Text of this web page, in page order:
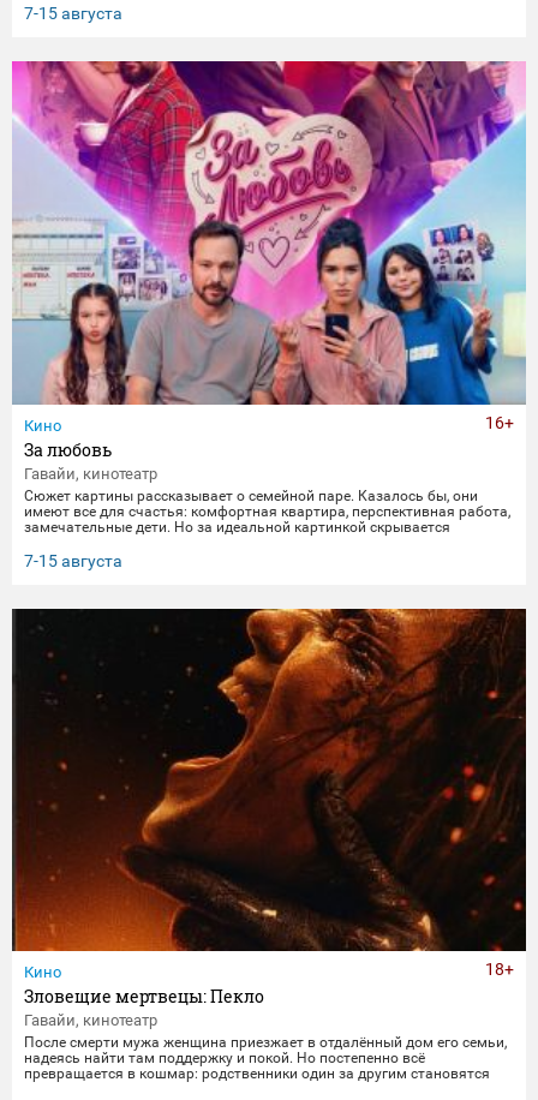
7-15 августа
Кино
За любовь
Гавайи, кинотеатр
Сюжет картины рассказывает о семейной паре. Казалось бы, они
имеют все для счастья: комфортная квартира, перспективная работа,
замечательные дети. Но за идеальной картинкой скрывается
жизнью, убегая от рутины и последствий быта. Однажды пара
получает бутылку с волшебным напитком. Теперь их жизнь — это
7-15 августа
16+
Кино
Зловещие мертвецы: Пекло
Гавайи, кинотеатр
После смерти мужа женщина приезжает в отдалённый дом его семьи,
надеясь найти там поддержку и покой. Но постепенно всё
превращается в кошмар: родственники один за другим становятся
18+